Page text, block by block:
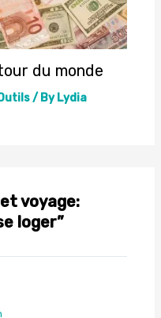
du monde
/ ByLydia
voyage:
loger”